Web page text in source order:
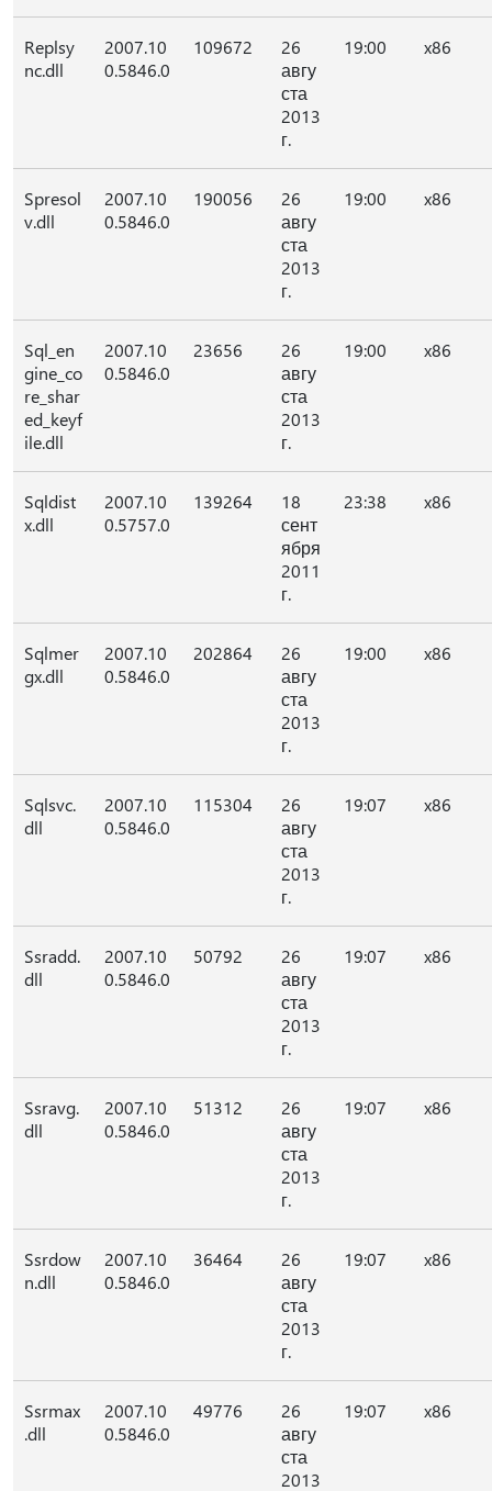
Replsy
nc.dll
2007.10
0.5846.0
109672
26
авгу
ста
2013
г.
19:00 x86
Spresol
v.dll
2007.10
0.5846.0
190056
26
авгу
ста
2013
г.
19:00 x86
Sql_en
gine_co
re_shar
ed_keyf
ile.dll
2007.10
0.5846.0
23656
26
авгу
ста
2013
г.
19:00 x86
Sqldist
x.dll
2007.10
0.5757.0
139264
18
сент
ября
2011
г.
23:38 x86
Sqlmer
gx.dll
2007.10
0.5846.0
202864
26
авгу
ста
2013
г.
19:00 x86
Sqlsvc.
dll
2007.10
0.5846.0
115304
26
авгу
ста
2013
г.
19:07 x86
Ssradd.
dll
2007.10
0.5846.0
50792
26
авгу
ста
2013
г.
19:07 x86
Ssravg.
dll
2007.10
0.5846.0
51312
26
авгу
ста
2013
г.
19:07 x86
Ssrdow
n.dll
2007.10
0.5846.0
36464
26
авгу
ста
2013
г.
19:07 x86
Ssrmax
.dll
2007.10
0.5846.0
49776
26
авгу
ста
2013
19:07 x86